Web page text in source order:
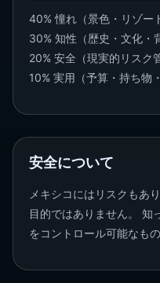
40% 憧れ（景色・リゾー
30% 知性（歴史・文化・
20% 安全（現実的リスク
10% 実用（予算・持ち物
安全について
メキシコにはリスクもあ
目的ではありません。 知
をコントロール可能なも